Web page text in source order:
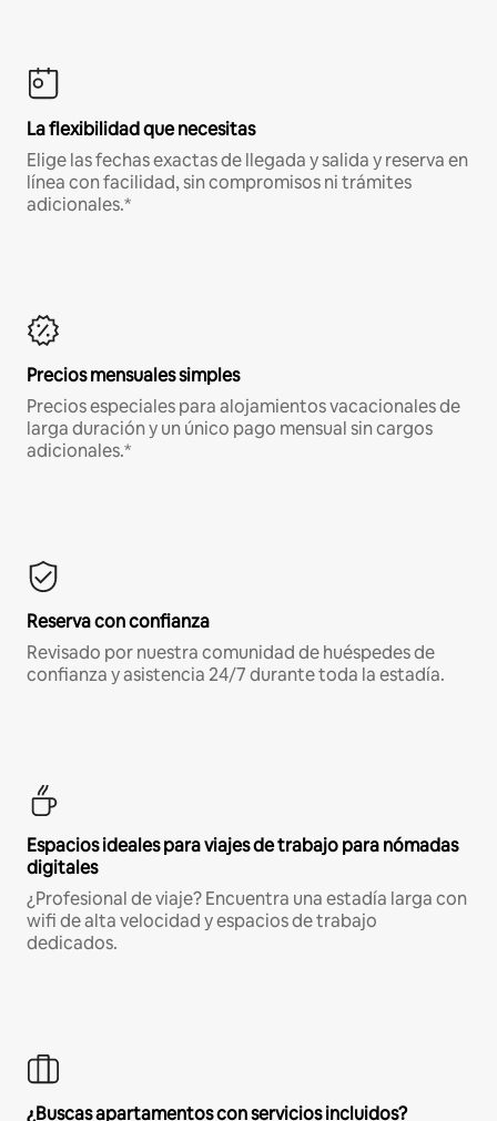
La flexibilidad que necesitas
Elige las fechas exactas de llegada y salida y reserva en
línea con facilidad, sin compromisos ni trámites
adicionales.*
Precios mensuales simples
Precios especiales para alojamientos vacacionales de
larga duración y un único pago mensual sin cargos
adicionales.*
Reserva con confianza
Revisado por nuestra comunidad de huéspedes de
confianza y asistencia 24/7 durante toda la estadía.
Espacios ideales para viajes de trabajo para nómadas
digitales
¿Profesional de viaje? Encuentra una estadía larga con
wifi de alta velocidad y espacios de trabajo
dedicados.
¿Buscas apartamentos con servicios incluidos?